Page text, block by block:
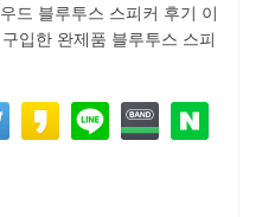
드 블루투스 스피커 후기 이
입한 완제품 블루투스 스피